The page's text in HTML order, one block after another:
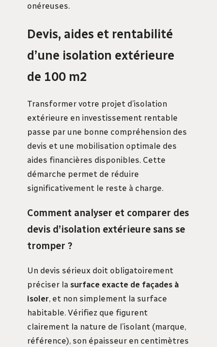
onéreuses.
Devis, aides et rentabilité
d’une isolation extérieure
de 100 m2
Transformer votre projet d’isolation
extérieure en investissement rentable
passe par une bonne compréhension des
devis et une mobilisation optimale des
aides financières disponibles. Cette
démarche permet de réduire
significativement le reste à charge.
Comment analyser et comparer des
devis d’isolation extérieure sans se
tromper ?
Un devis sérieux doit obligatoirement
préciser la surface exacte de façades à
isoler, et non simplement la surface
habitable. Vérifiez que figurent
clairement la nature de l’isolant (marque,
référence), son épaisseur en centimètres